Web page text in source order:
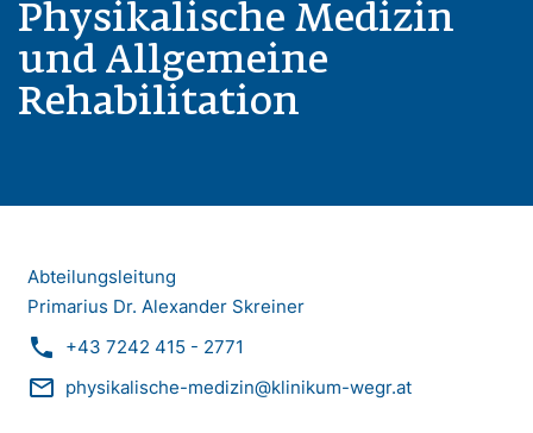
Physikalische Medizin
und Allgemeine
Rehabilitation
Abteilungsleitung
Primarius Dr. Alexander Skreiner
phone +43 7242 415 - 2771
mail_outline physikalische-medizin@klinikum-wegr.at